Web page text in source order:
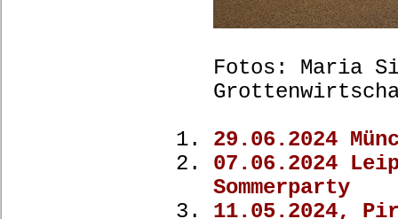
Fotos: Maria
29.06.2024
07.06.2024
Sommerparty
11.05.2024,